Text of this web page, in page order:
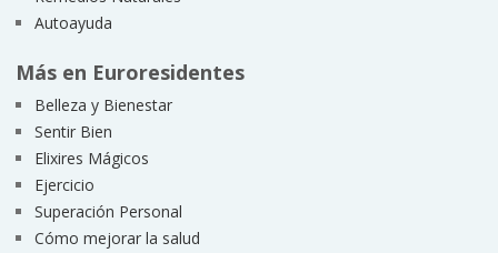
Autoayuda
Más en Euroresidentes
Belleza y Bienestar
Sentir Bien
Elixires Mágicos
Ejercicio
Superación Personal
Cómo mejorar la salud